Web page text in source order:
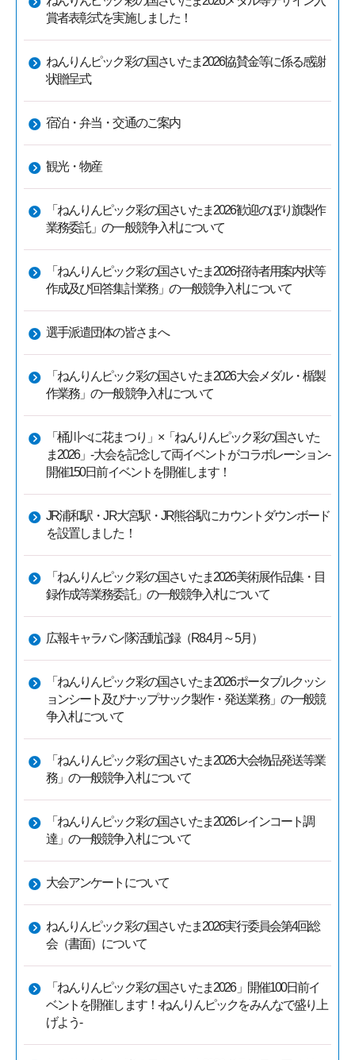
賞者表彰式を実施しました！
ねんりんピック彩の国さいたま2026協賛金等に係る感謝
状贈呈式
宿泊・弁当・交通のご案内
観光・物産
「ねんりんピック彩の国さいたま2026歓迎のぼり旗製作
業務委託」の一般競争入札について
「ねんりんピック彩の国さいたま2026招待者用案内状等
作成及び回答集計業務」の一般競争入札について
選手派遣団体の皆さまへ
「ねんりんピック彩の国さいたま2026大会メダル・楯製
作業務」の一般競争入札について
「桶川べに花まつり」×「ねんりんピック彩の国さいた
ま2026」-大会を記念して両イベントがコラボレーション-
開催150日前イベントを開催します！
JR浦和駅・JR大宮駅・JR熊谷駅にカウントダウンボード
を設置しました！
「ねんりんピック彩の国さいたま2026美術展作品集・目
録作成等業務委託」の一般競争入札について
広報キャラバン隊活動記録（R8.4月～5月）
「ねんりんピック彩の国さいたま2026ポータブルクッシ
ョンシート及びナップサック製作・発送業務」の一般競
争入札について
「ねんりんピック彩の国さいたま2026大会物品発送等業
務」の一般競争入札について
「ねんりんピック彩の国さいたま2026レインコート調
達」の一般競争入札について
大会アンケートについて
ねんりんピック彩の国さいたま2026実行委員会第4回総
会（書面）について
「ねんりんピック彩の国さいたま2026」開催100日前イ
ベントを開催します！-ねんりんピックをみんなで盛り上
げよう-